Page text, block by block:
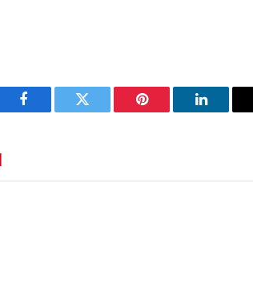
FacebookTwitter Pinterest